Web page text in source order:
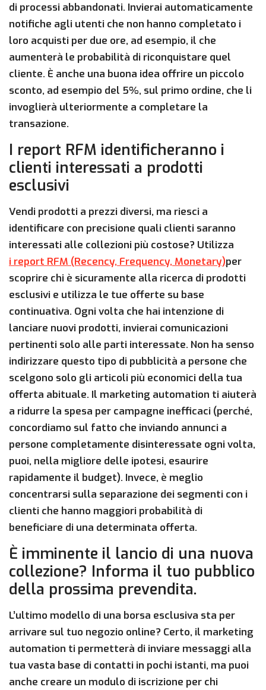
di processi abbandonati. Invierai automaticamente
notifiche agli utenti che non hanno completato i
loro acquisti per due ore, ad esempio, il che
aumenterà le probabilità di riconquistare quel
cliente. È anche una buona idea offrire un piccolo
sconto, ad esempio del 5%, sul primo ordine, che li
invoglierà ulteriormente a completare la
transazione.
I report RFM identificheranno i
clienti interessati a prodotti
esclusivi
Vendi prodotti a prezzi diversi, ma riesci a
identificare con precisione quali clienti saranno
interessati alle collezioni più costose? Utilizza
i report RFM (Recency, Frequency, Monetary)per
scoprire chi è sicuramente alla ricerca di prodotti
esclusivi e utilizza le tue offerte su base
continuativa. Ogni volta che hai intenzione di
lanciare nuovi prodotti, invierai comunicazioni
pertinenti solo alle parti interessate. Non ha senso
indirizzare questo tipo di pubblicità a persone che
scelgono solo gli articoli più economici della tua
offerta abituale. Il marketing automation ti aiuterà
a ridurre la spesa per campagne inefficaci (perché,
concordiamo sul fatto che inviando annunci a
persone completamente disinteressate ogni volta,
puoi, nella migliore delle ipotesi, esaurire
rapidamente il budget). Invece, è meglio
concentrarsi sulla separazione dei segmenti con i
clienti che hanno maggiori probabilità di
beneficiare di una determinata offerta.
È imminente il lancio di una nuova
collezione? Informa il tuo pubblico
della prossima prevendita.
L’ultimo modello di una borsa esclusiva sta per
arrivare sul tuo negozio online? Certo, il marketing
automation ti permetterà di inviare messaggi alla
tua vasta base di contatti in pochi istanti, ma puoi
anche creare un modulo di iscrizione per chi